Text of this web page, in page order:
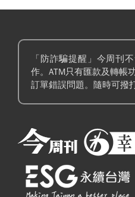
「防詐騙提醒」今周刊
作。ATM只有匯款及轉帳
訂單錯誤問題。隨時可撥